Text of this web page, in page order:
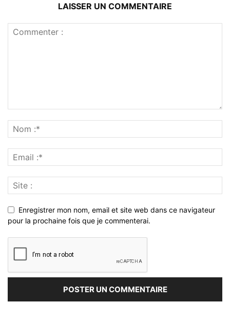
LAISSER UN COMMENTAIRE
Enregistrer mon nom, email et site web dans ce navigateur
pour la prochaine fois que je commenterai.